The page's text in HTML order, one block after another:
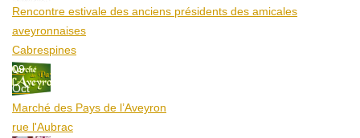
Rencontre estivale des anciens présidents des amicales
aveyronnaises
Cabrespines
09
Oct
Marché des Pays de l’Aveyron
rue l'Aubrac